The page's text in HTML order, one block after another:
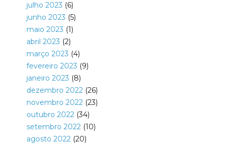
julho 2023 (6)
junho 2023 (5)
maio 2023 (1)
abril 2023 (2)
março 2023 (4)
fevereiro 2023 (9)
janeiro 2023 (8)
dezembro 2022(26)
novembro 2022(23)
outubro 2022(34)
setembro 2022(10)
agosto 2022(20)